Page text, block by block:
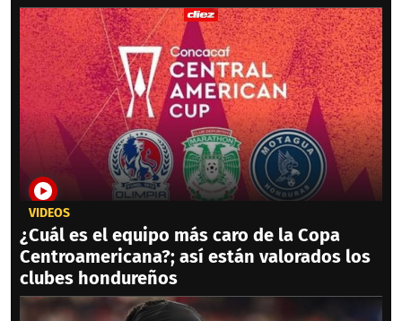
VIDEOS
¿Cuál es el equipo más caro de la Copa
Centroamericana?; así están valorados los
clubes hondureños